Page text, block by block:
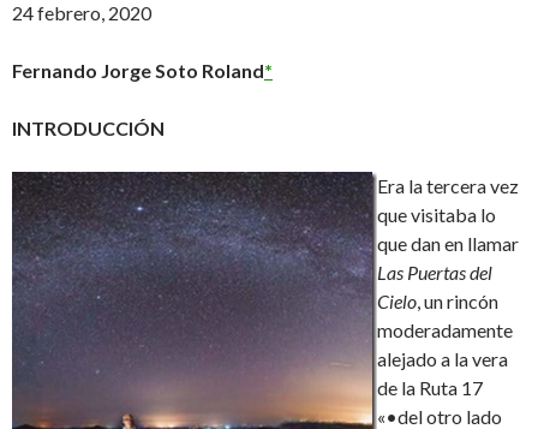
24 febrero, 2020
Fernando Jorge Soto Roland*
INTRODUCCIÓN
Era la tercera vez
que visitaba lo
que dan en llamar
Las Puertas del
Cielo, un rincón
moderadamente
alejado a la vera
de la Ruta 17
«•del otro lado